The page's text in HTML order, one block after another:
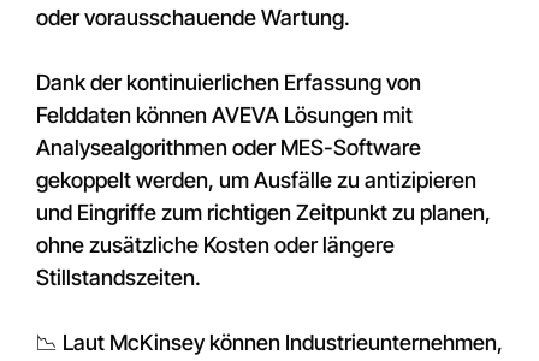
oder vorausschauende Wartung.
Dank der kontinuierlichen Erfassung von
Felddaten können AVEVA Lösungen mit
Analysealgorithmen oder MES-Software
gekoppelt werden, um Ausfälle zu antizipieren
und Eingriffe zum richtigen Zeitpunkt zu planen,
ohne zusätzliche Kosten oder längere
Stillstandszeiten.
📉 Laut McKinsey können Industrieunternehmen,